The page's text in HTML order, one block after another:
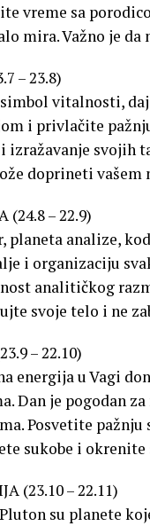
vreme sa
mira. Važno je
– 23.8)
simbol vitalnosti,
i privlačite
izražavanje svojih
doprineti vašem
(24.8 – 22.9)
planeta analize,
i organizaciju
analitičkog
svoje telo i ne
– 22.10)
energija u Vagi
Dan je pogodan
Posvetite
sukobe i
(23.10 – 22.11)
su planete